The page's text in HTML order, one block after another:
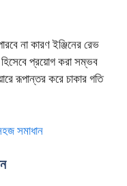
না কারণ ইঞ্জিনের রেভ
প্রয়োগ করা সম্ভব
রূপান্তর করে চাকার গতি
সমাধান